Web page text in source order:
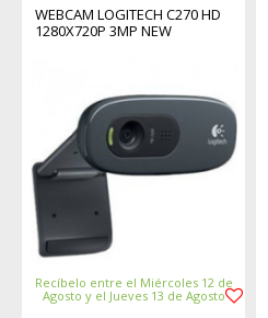
WEBCAM LOGITECH C270 HD
1280X720P 3MP NEW
Recíbelo entre el Miércoles 12 de
Agosto y el Jueves 13 de Agosto